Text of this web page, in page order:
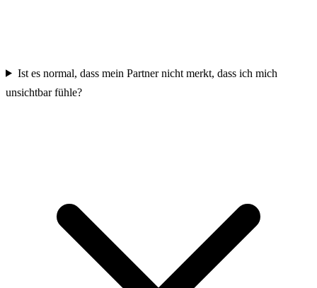
Ist es normal, dass mein Partner nicht merkt, dass ich mich
unsichtbar fühle?